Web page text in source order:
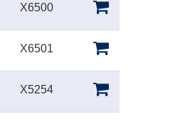
X6500
X6501
X5254